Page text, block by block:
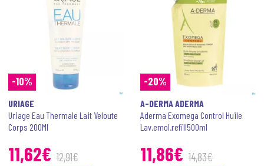
-10%
URIAGE
Uriage Eau Thermale Lait Veloute
Corps 200Ml
11,62€ 12,91€
-20%
A-DERMA ADERMA
Aderma Exomega Control Huile
Lav.emol.refill500ml
11,86€ 14,83€